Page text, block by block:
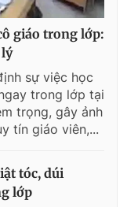
giáo trong lớp:
sự việc học
trong lớp tại
trọng, gây ảnh
tín giáo viên,...
tóc, dúi
lớp